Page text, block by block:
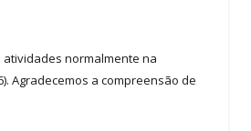
normalmente na
Agradecemos a compreensão de